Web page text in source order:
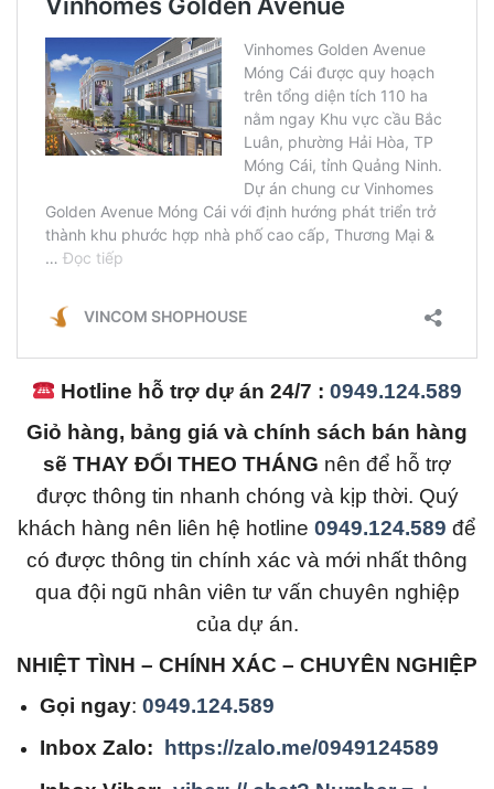
Hotline hỗ trợ dự án 24/7 :0949.124.589
Giỏ hàng, bảng giá và chính sách bán hàng
sẽ THAY ĐỔI THEO THÁNG nên để hỗ trợ
được thông tin nhanh chóng và kịp thời. Quý
khách hàng nên liên hệ hotline 0949.124.589 để
có được thông tin chính xác và mới nhất thông
qua đội ngũ nhân viên tư vấn chuyên nghiệp
của dự án.
NHIỆT TÌNH – CHÍNH XÁC – CHUYÊN NGHIỆP
Gọi ngay: 0949.124.589
Inbox Zalo:
https://zalo.me/0949124589